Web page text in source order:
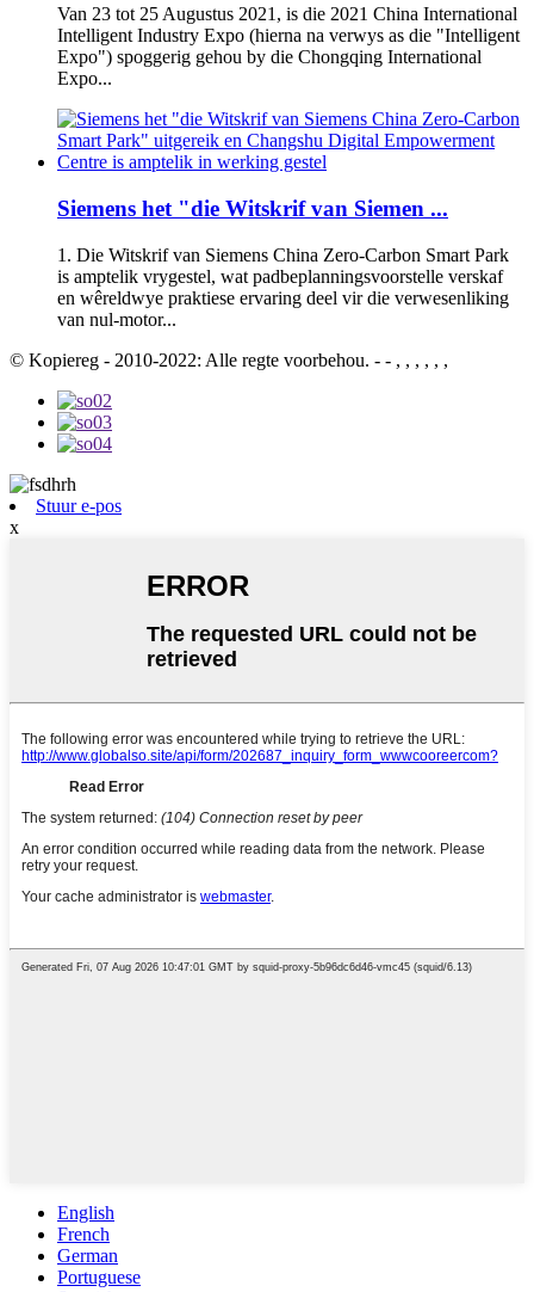
Van 23 tot 25 Augustus 2021, is die 2021 China International
Intelligent Industry Expo (hierna na verwys as die "Intelligent
Expo") spoggerig gehou by die Chongqing International
Expo...
Siemens het "die Witskrif van Siemen ...
1. Die Witskrif van Siemens China Zero-Carbon Smart Park
is amptelik vrygestel, wat padbeplanningsvoorstelle verskaf
en wêreldwye praktiese ervaring deel vir die verwesenliking
van nul-motor...
© Kopiereg - 2010-2022: Alle regte voorbehou. - - , , , , , ,
Stuur e-pos
x
English
French
German
Portuguese